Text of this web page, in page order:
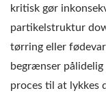
kritisk gør
partikelstruktur
tørring eller
begrænser pålidelig
proces til at lykkes